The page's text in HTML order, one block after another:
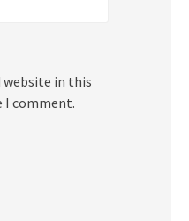
website in this
I comment.